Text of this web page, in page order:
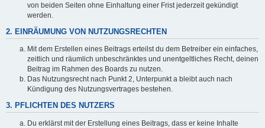
von beiden Seiten ohne Einhaltung einer Frist jederzeit gekündigt
werden.
2. EINRÄUMUNG VON NUTZUNGSRECHTEN
Mit dem Erstellen eines Beitrags erteilst du dem Betreiber ein einfaches,
zeitlich und räumlich unbeschränktes und unentgeltliches Recht, deinen
Beitrag im Rahmen des Boards zu nutzen.
Das Nutzungsrecht nach Punkt 2, Unterpunkt a bleibt auch nach
Kündigung des Nutzungsvertrages bestehen.
3. PFLICHTEN DES NUTZERS
Du erklärst mit der Erstellung eines Beitrags, dass er keine Inhalte